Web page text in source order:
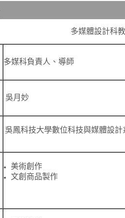
多媒體設計科
多媒科負責人、導師
吳月妙
吳鳳科技大學數位科技與媒體設計
美術創作
文創商品製作